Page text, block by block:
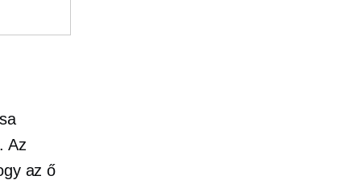
Az
az ő